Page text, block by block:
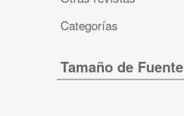
Categorías
Tamaño de Fuente